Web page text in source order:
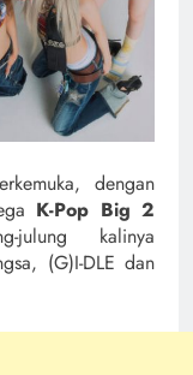
dengan
K-Pop Big 2
kalinya
(G)I-DLE dan